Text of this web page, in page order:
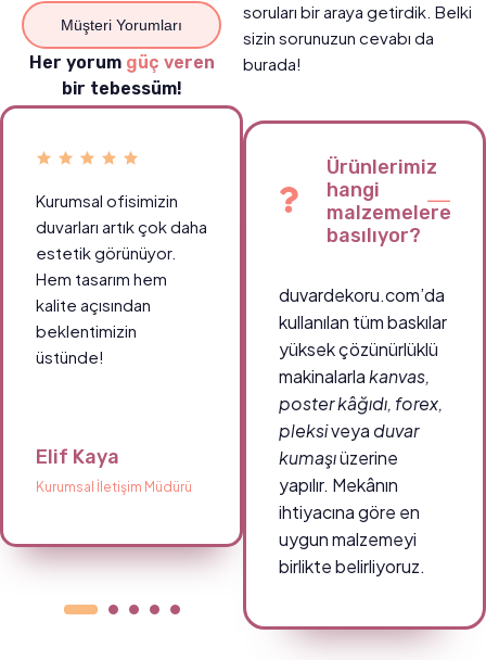
Müşteri Yorumları
Her yorum güç veren
bir tebessüm!
Kurumsal ofisimizin
duvarları artık çok daha
estetik görünüyor.
Hem tasarım hem
kalite açısından
beklentimizin
üstünde!
Elif Kaya
Kurumsal İletişim Müdürü
Okul koridorlarımızda
öğrencilerin ilgisini
çeken canlı tablolar
daha enerjik.
Teşekkürler
duvardekoru.com!
Ahmet Demir
Okul Müdürü
soruları bir araya getirdik. Belki
sizin sorunuzun cevabı da
burada!
Ürünlerimiz
hangi
malzemelere
basılıyor?
duvardekoru.com’da
kullanılan tüm baskılar
yüksek çözünürlüklü
makinalarlakanvas,
poster kâğıdı, forex,
pleksiveya duvar
kumaşıüzerine
yapılır. Mekânın
ihtiyacına göre en
uygun malzemeyi
birlikte belirliyoruz.